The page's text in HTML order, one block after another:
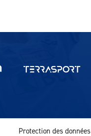
Protection des données